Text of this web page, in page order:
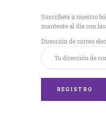
Suscríbete a nuestro
mantente al día con
Dirección de correo